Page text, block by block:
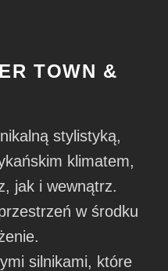
TOWN &
stylistyką,
klimatem,
jak i wewnątrz.
w środku
silnikami, które